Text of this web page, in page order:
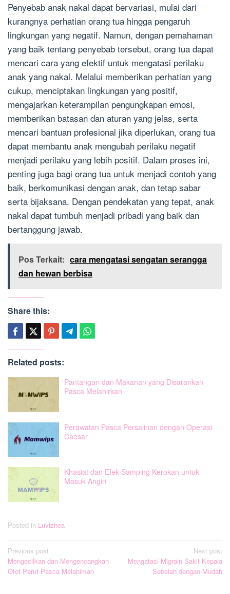
Penyebab anak nakal dapat bervariasi, mulai dari
kurangnya perhatian orang tua hingga pengaruh
lingkungan yang negatif. Namun, dengan pemahaman
yang baik tentang penyebab tersebut, orang tua dapat
mencari cara yang efektif untuk mengatasi perilaku
anak yang nakal. Melalui memberikan perhatian yang
cukup, menciptakan lingkungan yang positif,
mengajarkan keterampilan pengungkapan emosi,
memberikan batasan dan aturan yang jelas, serta
mencari bantuan profesional jika diperlukan, orang tua
dapat membantu anak mengubah perilaku negatif
menjadi perilaku yang lebih positif. Dalam proses ini,
penting juga bagi orang tua untuk menjadi contoh yang
baik, berkomunikasi dengan anak, dan tetap sabar
serta bijaksana. Dengan pendekatan yang tepat, anak
nakal dapat tumbuh menjadi pribadi yang baik dan
bertanggung jawab.
Pos Terkait: cara mengatasi sengatan serangga
dan hewan berbisa
Share this:
Related posts:
Pantangan dan Makanan yang Disarankan
Pasca Melahirkan
Perawatan Pasca Persalinan dengan Operasi
Caesar
Khasiat dan Efek Samping Kerokan untuk
Masuk Angin
Posted in Luvizhea
Post
navigation
Previous post
Mengecilkan dan Mengencangkan
Otot Perut Pasca Melahirkan
Next post
Mengatasi Migrain Sakit Kepala
Sebelah dengan Mudah